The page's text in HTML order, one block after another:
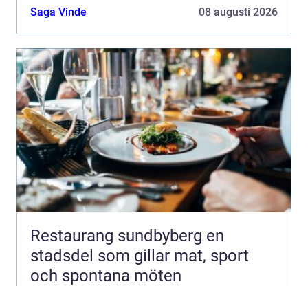
flesta ha samma sak: en trygg process, tydlig
Saga Vinde 08 augusti 2026
Restaurang sundbyberg en
stadsdel som gillar mat, sport
och spontana möten